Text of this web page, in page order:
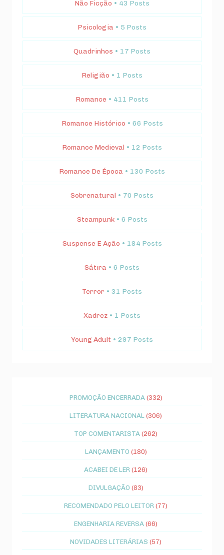
Não Ficção • 43 Posts
Psicologia • 5 Posts
Quadrinhos • 17 Posts
Religião • 1 Posts
Romance • 411 Posts
Romance Histórico • 66 Posts
Romance Medieval • 12 Posts
Romance De Época • 130 Posts
Sobrenatural • 70 Posts
Steampunk • 6 Posts
Suspense E Ação • 184 Posts
Sátira • 6 Posts
Terror • 31 Posts
Xadrez • 1 Posts
Young Adult • 297 Posts
PROMOÇÃO ENCERRADA (332)
LITERATURA NACIONAL(306)
TOP COMENTARISTA(262)
LANÇAMENTO (180)
ACABEI DE LER(126)
DIVULGAÇÃO (83)
RECOMENDADO PELO LEITOR(77)
ENGENHARIA REVERSA(66)
NOVIDADES LITERÁRIAS (57)